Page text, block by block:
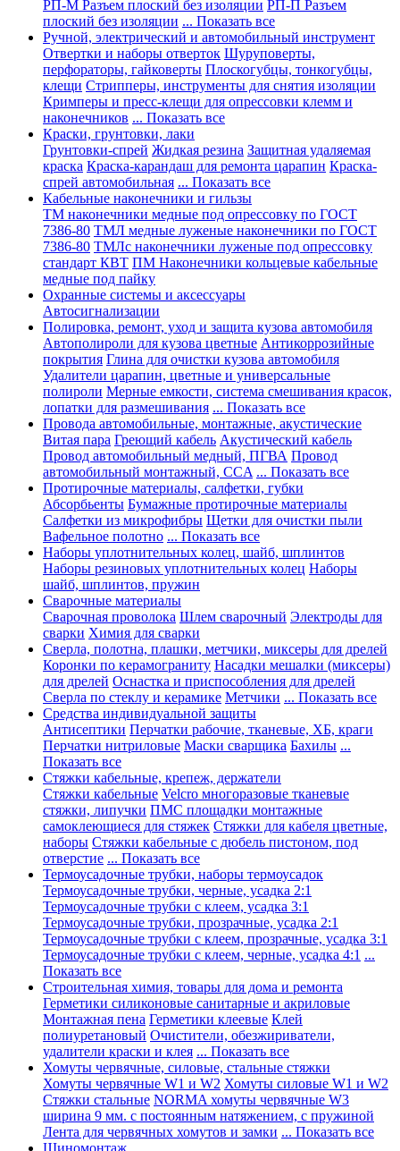
РП-М Разъем плоский без изоляции РП-П Разъем
плоский без изоляции ... Показать все
Ручной, электрический и автомобильный инструмент
Отвертки и наборы отверток Шуруповерты,
перфораторы, гайковерты Плоскогубцы, тонкогубцы,
клещи Стрипперы, инструменты для снятия изоляции
Кримперы и пресс-клещи для опрессовки клемм и
наконечников ... Показать все
Краски, грунтовки, лаки
Грунтовки-спрей Жидкая резина Защитная удаляемая
краска Краска-карандаш для ремонта царапин Краска-
спрей автомобильная ... Показать все
Кабельные наконечники и гильзы
ТМ наконечники медные под опрессовку по ГОСТ
7386-80 ТМЛ медные луженые наконечники по ГОСТ
7386-80 ТМЛс наконечники луженые под опрессовку
стандарт КВТ ПМ Наконечники кольцевые кабельные
медные под пайку
Охранные системы и аксессуары
Автосигнализации
Полировка, ремонт, уход и защита кузова автомобиля
Автополироли для кузова цветные Антикоррозийные
покрытия Глина для очистки кузова автомобиля
Удалители царапин, цветные и универсальные
полироли Мерные емкости, система смешивания красок,
лопатки для размешивания ... Показать все
Провода автомобильные, монтажные, акустические
Витая пара Греющий кабель Акустический кабель
Провод автомобильный медный, ПГВА Провод
автомобильный монтажный, CCA ... Показать все
Протирочные материалы, салфетки, губки
Абсорбьенты Бумажные протирочные материалы
Салфетки из микрофибры Щетки для очистки пыли
Вафельное полотно ... Показать все
Наборы уплотнительных колец, шайб, шплинтов
Наборы резиновых уплотнительных колец Наборы
шайб, шплинтов, пружин
Сварочные материалы
Сварочная проволока Шлем сварочный Электроды для
сварки Химия для сварки
Сверла, полотна, плашки, метчики, миксеры для дрелей
Коронки по керамограниту Насадки мешалки (миксеры)
для дрелей Оснастка и приспособления для дрелей
Сверла по стеклу и керамике Метчики ... Показать все
Средства индивидуальной защиты
Антисептики Перчатки рабочие, тканевые, ХБ, краги
Перчатки нитриловые Маски сварщика Бахилы ...
Показать все
Стяжки кабельные, крепеж, держатели
Стяжки кабельные Velcro многоразовые тканевые
стяжки, липучки ПМС площадки монтажные
самоклеющиеся для стяжек Стяжки для кабеля цветные,
наборы Стяжки кабельные с дюбель пистоном, под
отверстие ... Показать все
Термоусадочные трубки, наборы термоусадок
Термоусадочные трубки, черные, усадка 2:1
Термоусадочные трубки с клеем, усадка 3:1
Термоусадочные трубки, прозрачные, усадка 2:1
Термоусадочные трубки с клеем, прозрачные, усадка 3:1
Термоусадочные трубки с клеем, черные, усадка 4:1 ...
Показать все
Строительная химия, товары для дома и ремонта
Герметики силиконовые санитарные и акриловые
Монтажная пена Герметики клеевые Клей
полиуретановый Очистители, обезжириватели,
удалители краски и клея ... Показать все
Хомуты червячные, силовые, стальные стяжки
Хомуты червячные W1 и W2 Хомуты силовые W1 и W2
Стяжки стальные NORMA хомуты червячные W3
ширина 9 мм. с постоянным натяжением, с пружиной
Лента для червячных хомутов и замки ... Показать все
Шиномонтаж